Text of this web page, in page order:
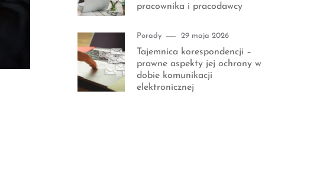
pracownika i pracodawcy
Category
Porady
Posted
on
29 maja 2026
Tajemnica korespondencji –
prawne aspekty jej ochrony w
dobie komunikacji
elektronicznej